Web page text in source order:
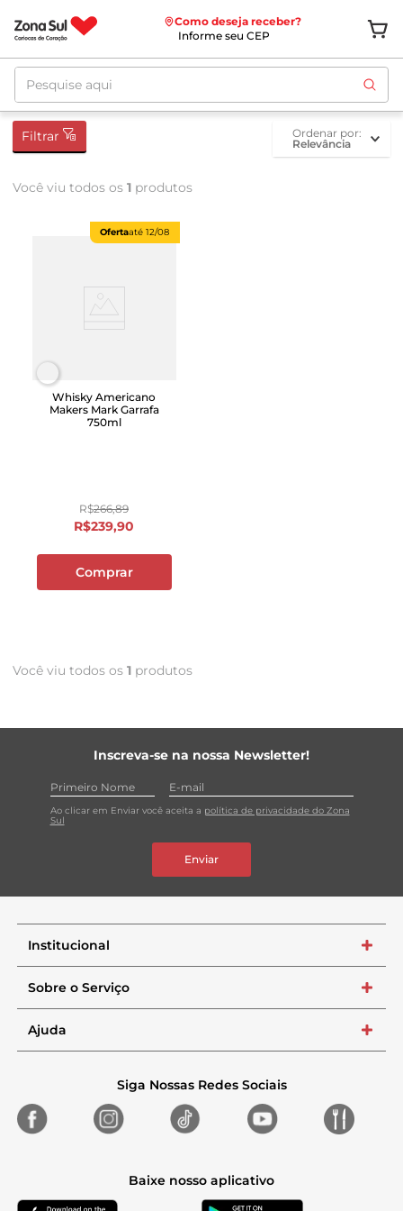
Como deseja receber?
Informe seu CEP
Pesquise aqui
Filtrar
ordenar por
Relevância
Você viu todos os 1 produtos
Ofertaaté 12/08
Whisky Americano
Makers Mark Garrafa
750ml
R$266,89
R$239,90
Comprar
Você viu todos os 1 produtos
Inscreva-se na nossa Newsletter!
Ao clicar em Enviar você aceita a política de privacidade do Zona
Sul
Enviar
Institucional +
Sobre o Serviço +
Ajuda +
Siga Nossas Redes Sociais
Baixe nosso aplicativo